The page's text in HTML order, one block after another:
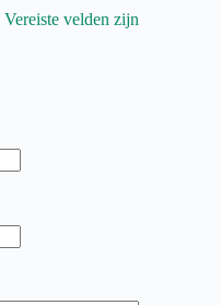
Vereiste velden zijn